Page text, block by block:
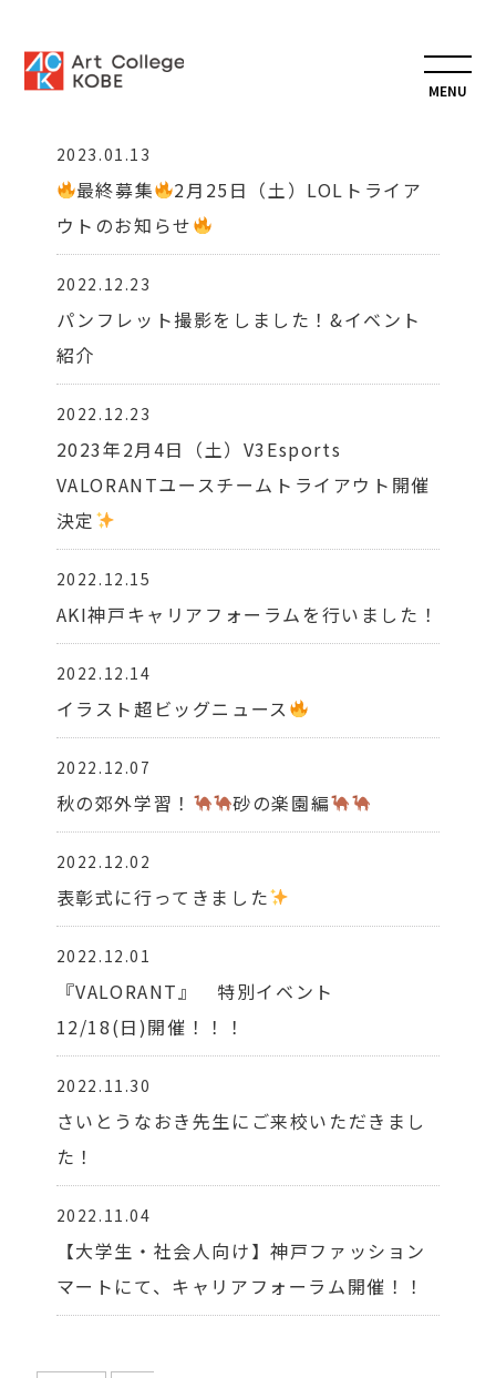
専門
2023.01.13
最終募集
2月25日（土）LOLトライア
ウトのお知らせ
2022.12.23
パンフレット撮影をしました！&イベント
紹介
2022.12.23
2023年2月4日（土）V3Esports
VALORANTユースチームトライアウト開催
決定
2022.12.15
AKI神戸キャリアフォーラムを行いました！
2022.12.14
イラスト超ビッグニュース
2022.12.07
秋の郊外学習！ 砂の楽園編
2022.12.02
表彰式に行ってきました
2022.12.01
『VALORANT』 特別イベント
12/18(日)開催！！！
2022.11.30
さいとうなおき先生にご来校いただきまし
た！
2022.11.04
【大学生・社会人向け】神戸ファッション
マートにて、キャリアフォーラム開催！！